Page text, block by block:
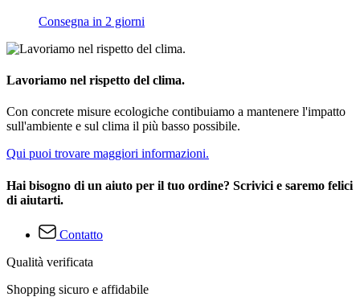
Consegna in 2 giorni
Lavoriamo nel rispetto del clima.
Con concrete misure ecologiche contibuiamo a mantenere l'impatto
sull'ambiente e sul clima il più basso possibile.
Qui puoi trovare maggiori informazioni.
Hai bisogno di un aiuto per il tuo ordine? Scrivici e saremo felici
di aiutarti.
Contatto
Qualità verificata
Shopping sicuro e affidabile